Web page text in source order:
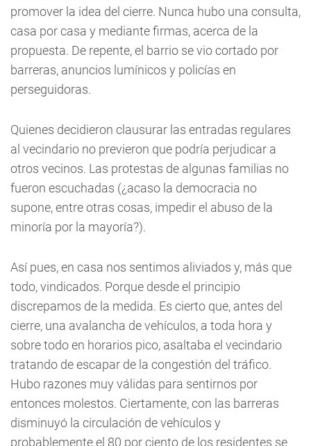
promover la idea del cierre. Nunca hubo una consulta,
casa por casa y mediante firmas, acerca de la
propuesta. De repente, el barrio se vio cortado por
barreras, anuncios lumínicos y policías en
perseguidoras.
Quienes decidieron clausurar las entradas regulares
al vecindario no previeron que podría perjudicar a
otros vecinos. Las protestas de algunas familias no
fueron escuchadas (¿acaso la democracia no
supone, entre otras cosas, impedir el abuso de la
minoría por la mayoría?).
Así pues, en casa nos sentimos aliviados y, más que
todo, vindicados. Porque desde el principio
discrepamos de la medida. Es cierto que, antes del
cierre, una avalancha de vehículos, a toda hora y
sobre todo en horarios pico, asaltaba el vecindario
tratando de escapar de la congestión del tráfico.
Hubo razones muy válidas para sentirnos por
entonces molestos. Ciertamente, con las barreras
disminuyó la circulación de vehículos y
probablemente el 80 por ciento de los residentes se